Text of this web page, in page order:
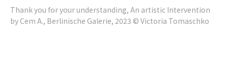
Thank you for your understanding, An artistic Intervention
by Cem A., Berlinische Galerie, 2023 © Victoria Tomaschko